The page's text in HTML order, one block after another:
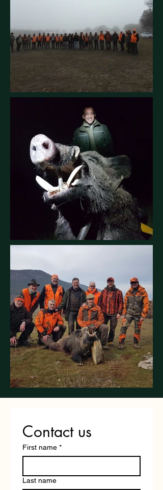
Contact us
First name *
Last name